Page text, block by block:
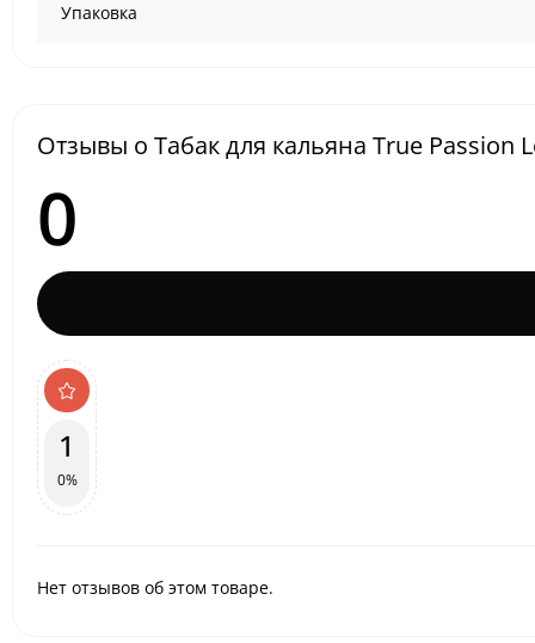
Упаковка
Отзывы о Табак для кальяна True Passion
0
1
0%
Нет отзывов об этом товаре.